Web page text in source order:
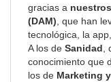
gracias a
(DAM) , que han
tecnológica, la
A los de Sanidad
conocimiento que
los de Marketing